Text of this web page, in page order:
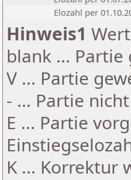
Elozahl per
Hinweis1
blank ...
V ... Partie
- ... Partie
E ... Partie
K ... Korrektur